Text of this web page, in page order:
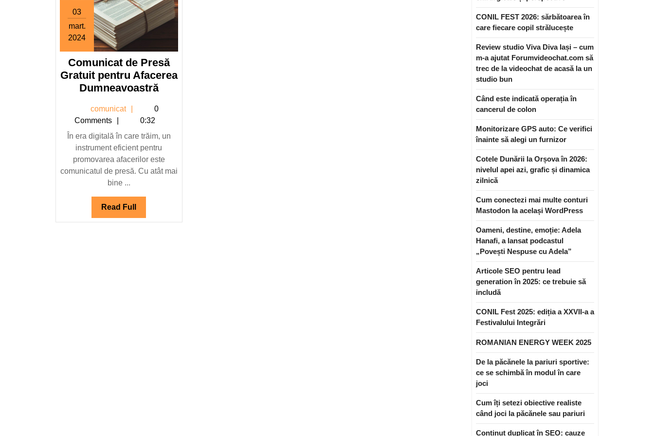
03
mart.
2024
martie
2024
Comunicat de Presă
Gratuit pentru Afacerea
DumneavoastrăComunicat
Presă
pentru
Afacerea
Dumneavoastră
comunicat comunicat
0
Comments
0:32
În era digitală în care trăim, un
instrument eficient pentru
promovarea afacerilor este
comunicatul de presă. Cu atât mai
bine ...
Read Full Read
Full
CONIL FEST 2026: sărbătoarea în
care fiecare copil strălucește
Review studio Viva Diva Iași – cum
m-a ajutat Forumvideochat.com să
trec de la videochat de acasă la un
studio bun
Când este indicată operația în
cancerul de colon
Monitorizare GPS auto: Ce verifici
înainte să alegi un furnizor
Cotele Dunării la Orșova în 2026:
nivelul apei azi, grafic și dinamica
zilnică
Cum conectezi mai multe conturi
Mastodon la același WordPress
Oameni, destine, emoție: Adela
Hanafi, a lansat podcastul
„Povești Nespuse cu Adela”
Articole SEO pentru lead
generation în 2025: ce trebuie să
includă
CONIL Fest 2025: ediția a XXVII-a a
Festivalului Integrări
ROMANIAN ENERGY WEEK 2025
De la păcănele la pariuri sportive:
ce se schimbă în modul în care
joci
Cum îți setezi obiective realiste
când joci la păcănele sau pariuri
Conținut duplicat în SEO: cauze